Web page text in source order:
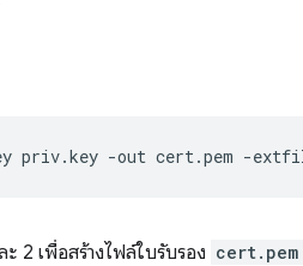
priv.key -out cert.pem -
2 เพื่อสร้างไฟล์ใบรับรอง cert.pem